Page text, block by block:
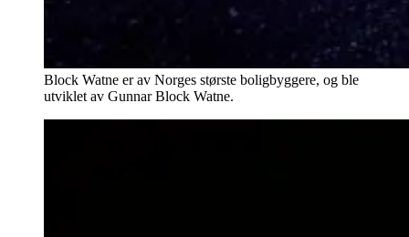
Block Watne er av Norges største boligbyggere, og ble
utviklet av Gunnar Block Watne.